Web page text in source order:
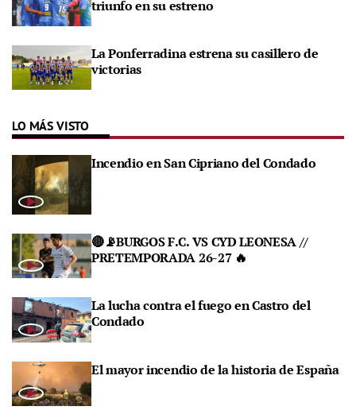
triunfo en su estreno
La Ponferradina estrena su casillero de
victorias
LO MÁS VISTO
Incendio en San Cipriano del Condado
🔴📡BURGOS F.C. VS CYD LEONESA //
PRETEMPORADA 26-27 🔥
La lucha contra el fuego en Castro del
Condado
El mayor incendio de la historia de España